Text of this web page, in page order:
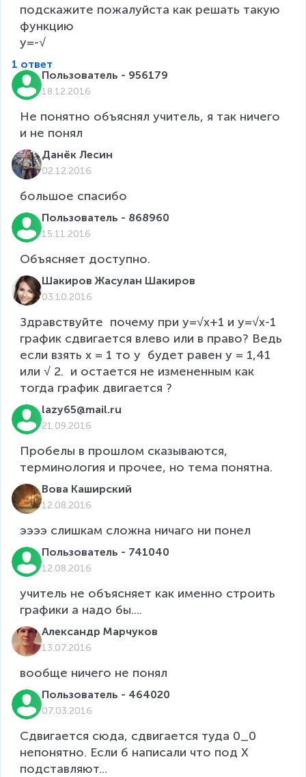
подскажите пожалуйста как решать такую
функцию
y=-√
1 ответ
Пользователь - 956179
18.12.2016
Не понятно объяснял учитель, я так ничего
и не понял
Данёк Лесин
02.12.2016
большое спасибо
Пользователь - 868960
15.11.2016
Объясняет доступно.
Шакиров Жасулан Шакиров
03.10.2016
Здравствуйте  почему при y=√x+1 и y=√x-1
график сдвигается влево или в право? Ведь
если взять x = 1 то у  будет равен у = 1,41
или √ 2.  и остается не измененным как
тогда график двигается ?
lazy65@mail.ru
21.09.2016
Пробелы в прошлом сказываются,
терминология и прочее, но тема понятна.
Вова Каширский
12.08.2016
ээээ слишкам сложна ничаго ни понел
Пользователь - 741040
12.08.2016
учитель не объясняет как именно строить
графики а надо бы....
Александр Марчуков
13.07.2016
вообще ничего не понял
Пользователь - 464020
07.03.2016
Сдвигается сюда, сдвигается туда 0_0
непонятно. Если б написали что под Х
подставляют...